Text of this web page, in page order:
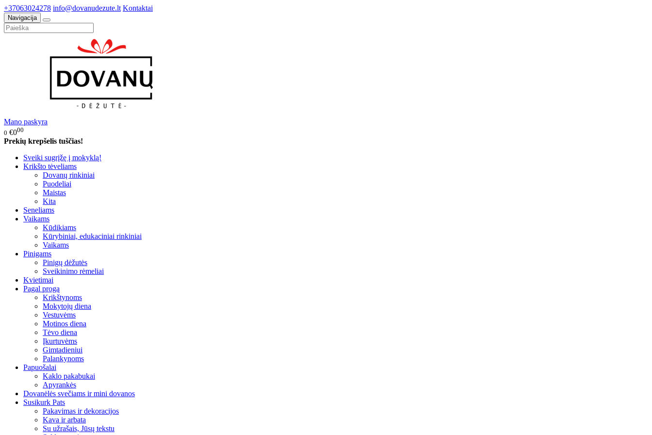
+37063024278 info@dovanudezute.lt Kontaktai
Navigacija
Mano paskyra
0 €000
Prekių krepšelis tuščias!
Sveiki sugrįžę į mokyklą!
Krikšto tėveliams
Dovanų rinkiniai
Puodeliai
Maistas
Kita
Seneliams
Vaikams
Kūdikiams
Kūrybiniai, edukaciniai rinkiniai
Vaikams
Pinigams
Pinigų dėžutės
Sveikinimo rėmeliai
Kvietimai
Pagal progą
Krikštynoms
Mokytojų diena
Vestuvėms
Motinos diena
Tėvo diena
Įkurtuvėms
Gimtadieniui
Palankynoms
Papuošalai
Kaklo pakabukai
Apyrankės
Dovanėlės svečiams ir mini dovanos
Susikurk Pats
Pakavimas ir dekoracijos
Kava ir arbata
Su užrašais, Jūsų tekstu